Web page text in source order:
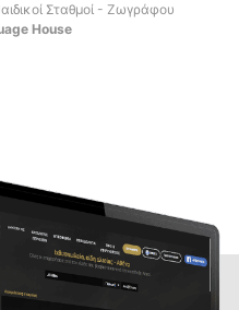
Σταθμοί - Ζωγράφου
House